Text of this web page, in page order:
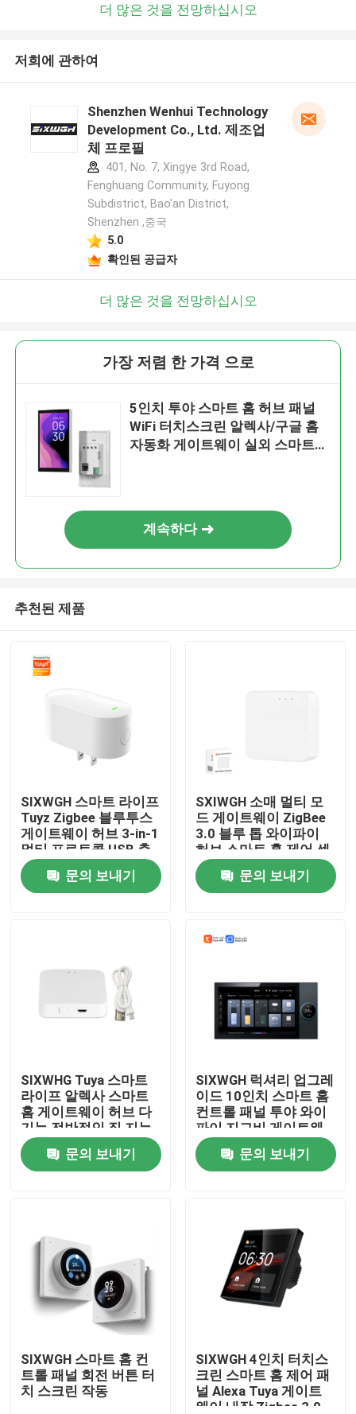
공장 여행
품질 관리
인용문을 요구하세요
홈킷 스마트 스위치
와이파이 스마트 스위치
더 많은 것을 전망하십시오
저희에 관하여
Shenzhen Wenhui Technology
Development Co., Ltd. 제조업
체 프로필
401, No. 7, Xingye 3rd Road,
Fenghuang Community, Fuyong
Subdistrict, Bao'an District,
Shenzhen ,중국
5.0
확인된 공급자
더 많은 것을 전망하십시오
가장 저렴 한 가격 으로
5인치 투야 스마트 홈 허브 패널
WiFi 터치스크린 알렉사/구글 홈
자동화 게이트웨이 실외 스마트
계속하다
추천된 제품
SIXWGH 스마트 라이프
Tuyz Zigbee 블루투스
게이트웨이 허브 3-in-1
멀티 프로토콜 USB 충
전기 Alexa/Google
Home 스마트 홈 기기
문의 보내기
SXIWGH 소매 멀티 모
드 게이트웨이 ZigBee
3.0 블루 톱 와이파이
허브 스마트 홈 제어 센
터 호환 Tuya 구글 홈
문의 보내기
SIXWHG Tuya 스마트
라이프 알렉사 스마트
홈 게이트웨이 허브 다
기능 전반적인 집 지능
제어 블루투스 지그비
장치용 문의 보내기
SIXWGH 럭셔리 업그레
이드 10인치 스마트 홈
컨트롤 패널 투야 와이
파이 지그비 게이트웨
이 앱 음성 배경 음악 멀
티 시나리오 바
문의 보내기
SIXWGH 스마트 홈 컨
트롤 패널 회전 버튼 터
치 스크린 작동
SIXWGH 4인치 터치스
크린 스마트 홈 제어 패
널 Alexa Tuya 게이트
웨이 내장 Zigbee 3.0